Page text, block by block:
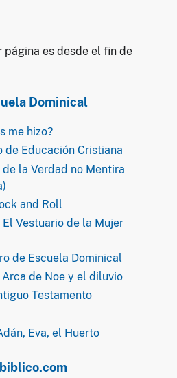
página es desde el fin de
Dominical
me hizo?
de Educación Cristiana
la Verdad no Mentira
and Roll
Vestuario de la Mujer
de Escuela Dominical
Arca de Noe y el diluvio
Testamento
Eva, el Huerto